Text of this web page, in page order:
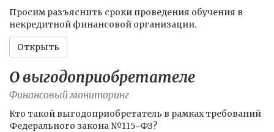
Просим разъяснить сроки проведения обучения в
некредитной финансовой организации.
Открыть
О выгодоприобретателе
Финансовый мониторинг
Кто такой выгодоприобретатель в рамках требований
Федерального закона №115-ФЗ?